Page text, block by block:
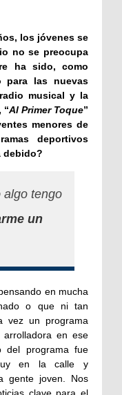
los jóvenes se
no se preocupa
ha sido, como
para las nuevas
musical y la
“Al Primer Toque”
menores de
deportivos
debido?
algo tengo
un
en mucha
o que ni tan
vez un programa
arrolladora en ese
del programa fue
en la calle y
gente joven. Nos